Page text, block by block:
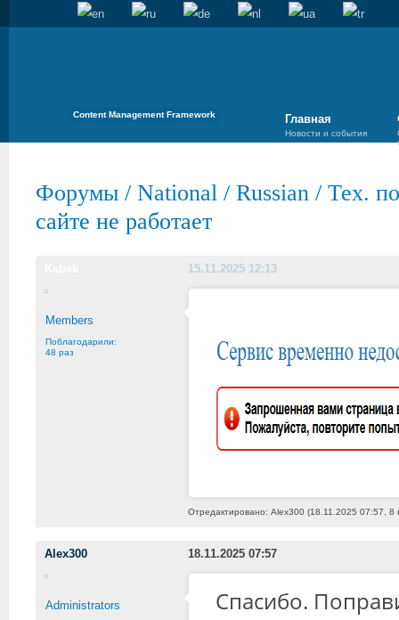
Content Management Framework Главная
Новости и события
Форумы / National / Russian / Тех.
сайте не работает
15.11.2025 12:13
Members
Поблагодарили:
48 раз
Отредактировано: Alex300 (18.11.2025 07:57, 8
Alex300 18.11.2025 07:57
Administrators Спасибо.